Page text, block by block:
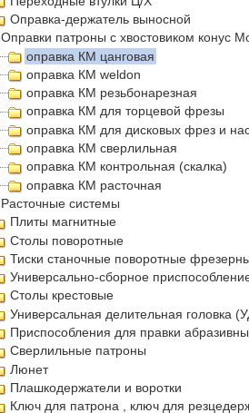
Оправка-держатель выносной
Оправки патроны с хвостовиком конус
оправка КМ цанговая
оправка КМ weldon
оправка КМ резьбонарезная
оправка КМ для торцевой фрезы
оправка КМ для дисковых фрез и
оправка КМ сверлильная
оправка КМ контрольная (скалка)
оправка КМ расточная
Расточные системы
Плиты магнитные
Столы поворотные
Тиски станочные поворотные
Универсально-сборное
Столы крестовые
Универсальная делительная головка
Приспособления для правки
Сверлильные патроны
Люнет
Плашкодержатели и воротки
Ключ для патрона , ключ для